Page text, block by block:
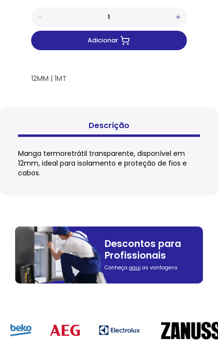
Adicionar
12MM | 1MT
Descrição
Manga termoretrátil transparente, disponível em
12mm, ideal para isolamento e proteção de fios e
cabos.
Descontos para
Profissionais
Conheça aqui as vantagens